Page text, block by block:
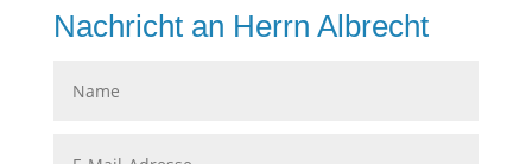
Nachricht an Herrn Albrecht